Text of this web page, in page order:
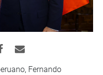
Fernando